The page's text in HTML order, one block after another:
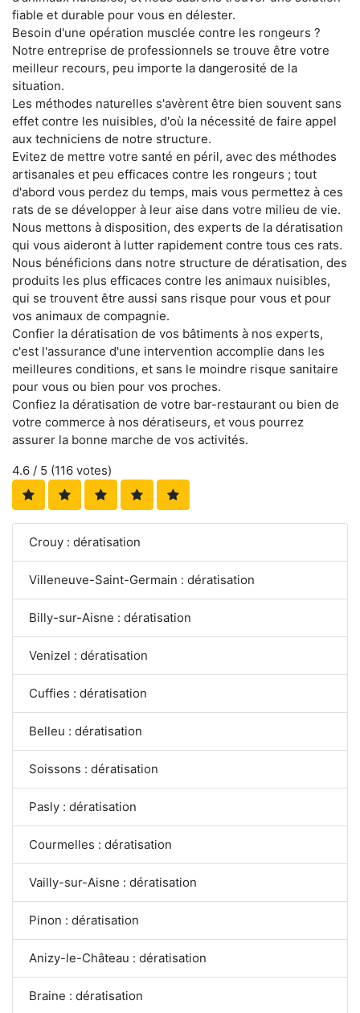
fiable et durable pour vous en délester.
Besoin d'une opération musclée contre les rongeurs ?
Notre entreprise de professionnels se trouve être votre
meilleur recours, peu importe la dangerosité de la
situation.
Les méthodes naturelles s'avèrent être bien souvent sans
effet contre les nuisibles, d'où la nécessité de faire appel
aux techniciens de notre structure.
Evitez de mettre votre santé en péril, avec des méthodes
artisanales et peu efficaces contre les rongeurs ; tout
d'abord vous perdez du temps, mais vous permettez à ces
rats de se développer à leur aise dans votre milieu de vie.
Nous mettons à disposition, des experts de la dératisation
qui vous aideront à lutter rapidement contre tous ces rats.
Nous bénéficions dans notre structure de dératisation, des
produits les plus efficaces contre les animaux nuisibles,
qui se trouvent être aussi sans risque pour vous et pour
vos animaux de compagnie.
Confier la dératisation de vos bâtiments à nos experts,
c'est l'assurance d'une intervention accomplie dans les
meilleures conditions, et sans le moindre risque sanitaire
pour vous ou bien pour vos proches.
Confiez la dératisation de votre bar-restaurant ou bien de
votre commerce à nos dératiseurs, et vous pourrez
assurer la bonne marche de vos activités.
4.6 / 5 (116 votes)
Crouy : dératisation
Villeneuve-Saint-Germain : dératisation
Billy-sur-Aisne : dératisation
Venizel : dératisation
Cuffies : dératisation
Belleu : dératisation
Soissons : dératisation
Pasly : dératisation
Courmelles : dératisation
Vailly-sur-Aisne : dératisation
Pinon : dératisation
Anizy-le-Château : dératisation
Braine : dératisation